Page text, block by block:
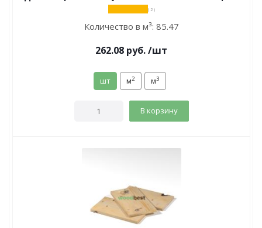
( 2 )
Количество в м³: 85.47
262.08 руб./шт
шт м2 м3
В корзину